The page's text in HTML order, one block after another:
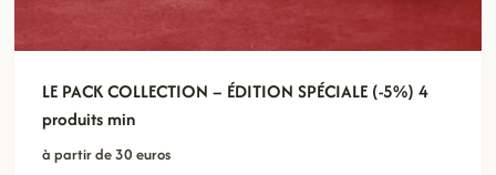
LE PACK COLLECTION – ÉDITION SPÉCIALE (-5%) 4
produits min
à partir de 30 euros